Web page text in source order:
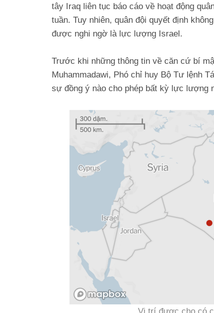
tây Iraq liên tục báo cáo về hoạt động
tuần. Tuy nhiên, quân đội quyết định
được nghi ngờ là lực lượng Israel.
Trước khi những thông tin về căn cứ bí
Muhammadawi, Phó chỉ huy Bộ Tư lệnh
sự đồng ý nào cho phép bất kỳ lực lượng
Vị trí được cho có